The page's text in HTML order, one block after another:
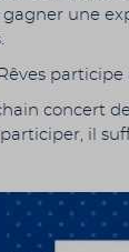
une
participe
concert
il